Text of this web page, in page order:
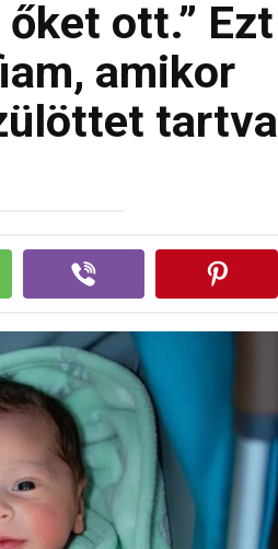
ott.” Ezt
amikor
tartva